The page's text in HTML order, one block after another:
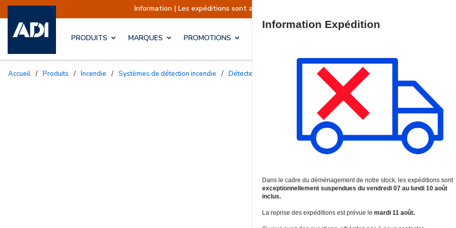
Information | Les expéditions sont actuellement suspendues Reprise
PRODUITS MARQUES PROMOTIONS
Accueil / Produits / Incendie / Systèmes de détection incendie / Détecteurs de fumée